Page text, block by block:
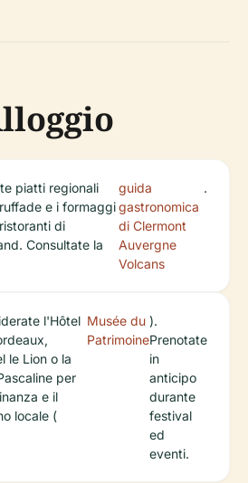
piatti regionali
e i formaggi
di
Consultate la
guida
gastronomica
di Clermont
Auvergne
Volcans
.
l'Hôtel
le Lion o la
per
e il
locale (
Musée du
Patrimoine
).
Prenotate
in
anticipo
durante
festival
ed
eventi.